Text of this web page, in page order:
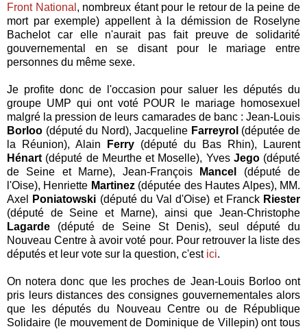
Front National , nombreux étant pour le retour de la peine de
mort par exemple) appellent à la démission de Roselyne
Bachelot car elle n'aurait pas fait preuve de solidarité
gouvernemental en se disant pour le mariage entre
personnes du même sexe.
Je profite donc de l'occasion pour saluer les députés du
groupe UMP qui ont voté POUR le mariage homosexuel
malgré la pression de leurs camarades de banc : Jean-Louis
Borloo (député du Nord), Jacqueline Farreyrol (députée de
la Réunion), Alain
Ferry (député du Bas Rhin), Laurent
Hénart (député de Meurthe et Moselle), Yves Jego(député
de Seine et Marne), Jean-François
Mancel
(député de
l'Oise), Henriette Martinez(députée des Hautes Alpes), MM.
Axel
Poniatowski (député du Val d'Oise) et Franck Riester
(député de Seine et Marne), ainsi que Jean-Christophe
Lagarde (député de Seine St Denis), seul député du
Nouveau Centre à avoir voté pour. Pour retrouver la liste des
députés et leur vote sur la question, c'est ici.
On notera donc que les proches de Jean-Louis Borloo ont
pris leurs distances des consignes gouvernementales alors
que les députés du Nouveau Centre ou de République
Solidaire (le mouvement de Dominique de Villepin) ont tous